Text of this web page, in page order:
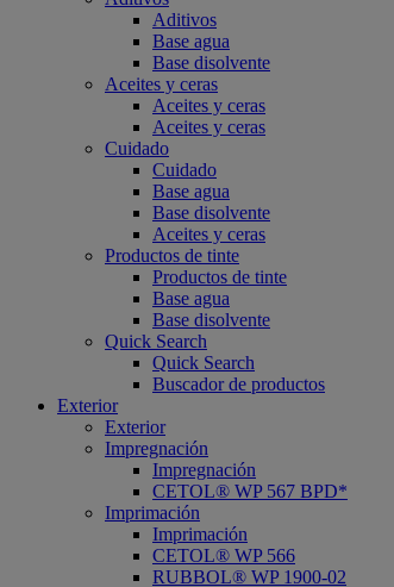
Aditivos
Base agua
Base disolvente
Aceites y ceras
Aceites y ceras
Aceites y ceras
Cuidado
Cuidado
Base agua
Base disolvente
Aceites y ceras
Productos de tinte
Productos de tinte
Base agua
Base disolvente
Quick Search
Quick Search
Buscador de productos
Exterior
Exterior
Impregnación
Impregnación
CETOL® WP 567 BPD*
Imprimación
Imprimación
CETOL® WP 566
RUBBOL® WP 1900-02